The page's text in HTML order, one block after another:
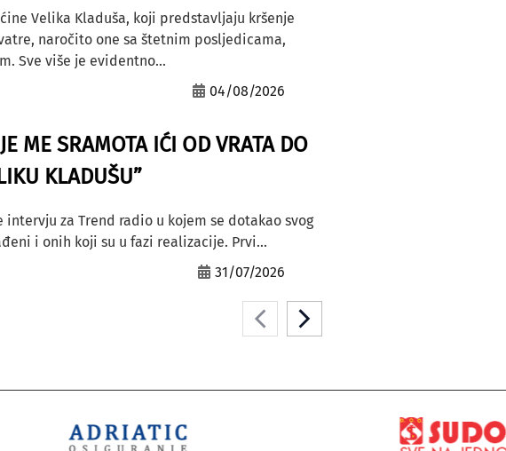
Velika Kladuša, koji predstavljaju kršenje
naročito one sa štetnim posljedicama,
Sve više je evidentno...
04/08/2026
ME SRAMOTA IĆI OD VRATA DO
KLADUŠU”
za Trend radio u kojem se dotakao svog
i onih koji su u fazi realizacije. Prvi...
31/07/2026